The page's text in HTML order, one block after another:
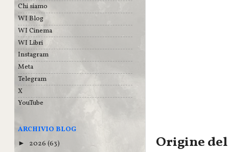
Origine
Chi siamo
WI Blog
WI Cinema
WI Libri
Instagram
Meta
Telegram
X
YouTube
ARCHIVIO BLOG
► 2026 (63)